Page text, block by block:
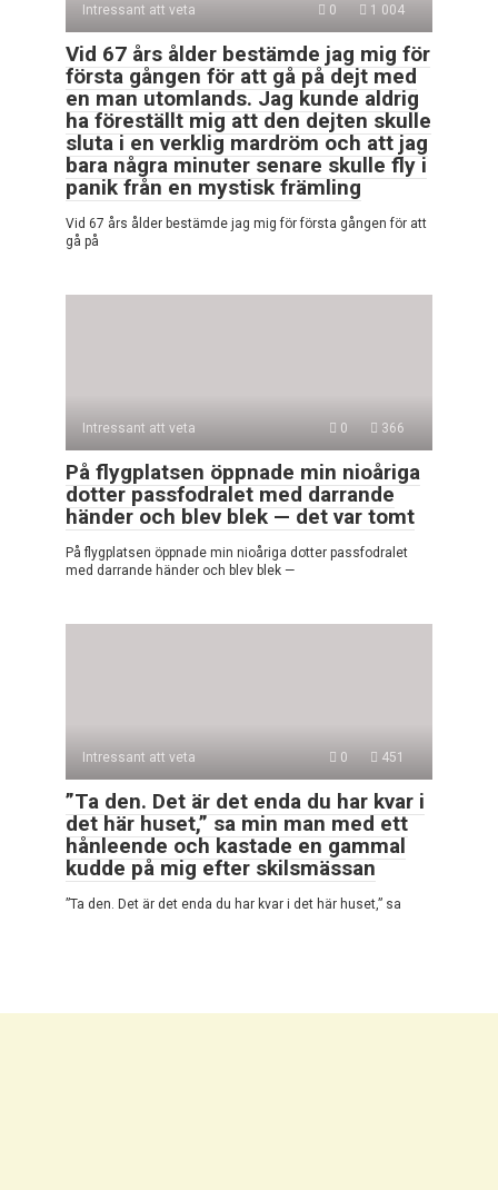
Intressant att veta 0 1 004
Vid 67 års ålder bestämde jag mig för
första gången för att gå på dejt med
en man utomlands. Jag kunde aldrig
ha föreställt mig att den dejten skulle
sluta i en verklig mardröm och att jag
bara några minuter senare skulle fly i
panik från en mystisk främling
Vid 67 års ålder bestämde jag mig för första gången för att
gå på
Intressant att veta 0 366
På flygplatsen öppnade min nioåriga
dotter passfodralet med darrande
händer och blev blek — det var tomt
På flygplatsen öppnade min nioåriga dotter passfodralet
med darrande händer och blev blek —
Intressant att veta 0 451
”Ta den. Det är det enda du har kvar i
det här huset,” sa min man med ett
hånleende och kastade en gammal
kudde på mig efter skilsmässan
”Ta den. Det är det enda du har kvar i det här huset,” sa